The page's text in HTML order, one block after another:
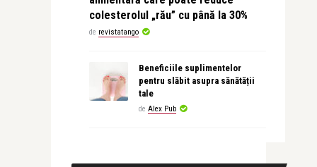
colesterolul „rău” cu până la 30%
de revistatango
Beneficiile suplimentelor
pentru slăbit asupra sănătății
tale
de Alex Pub